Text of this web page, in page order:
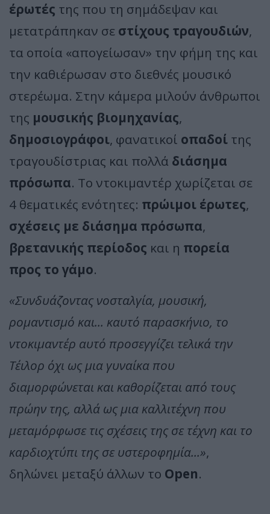
έρωτές της που τη σημάδεψαν και
μετατράπηκαν σε στίχους τραγουδιών,
τα οποία «απογείωσαν» την φήμη της και
την καθιέρωσαν στο διεθνές μουσικό
στερέωμα. Στην κάμερα μιλούν άνθρωποι
της μουσικής βιομηχανίας,
δημοσιογράφοι, φανατικοί οπαδοί της
τραγουδίστριας και πολλά διάσημα
πρόσωπα. Το ντοκιμαντέρ χωρίζεται σε
4 θεματικές ενότητες: πρώιμοι έρωτες,
σχέσεις με διάσημα πρόσωπα,
βρετανικής περίοδος και η πορεία
προς το γάμο.
«Συνδυάζοντας νοσταλγία, μουσική,
ρομαντισμό και... καυτό παρασκήνιο, το
ντοκιμαντέρ αυτό προσεγγίζει τελικά την
Τέιλορ όχι ως μια γυναίκα που
διαμορφώνεται και καθορίζεται από τους
πρώην της, αλλά ως μια καλλιτέχνη που
μεταμόρφωσε τις σχέσεις της σε τέχνη και το
καρδιοχτύπι της σε υστεροφημία...»,
δηλώνει μεταξύ άλλων το Open.